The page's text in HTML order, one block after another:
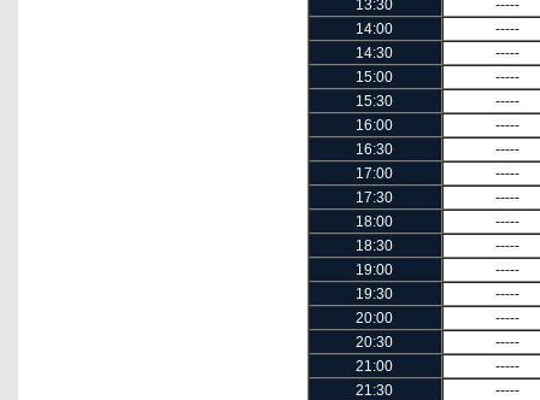
13:30
-----
14:00
-----
14:30
-----
15:00
-----
15:30
-----
16:00
-----
16:30
-----
17:00
-----
17:30
-----
18:00
-----
18:30
-----
19:00
-----
19:30
-----
20:00
-----
20:30
-----
21:00
-----
21:30
-----